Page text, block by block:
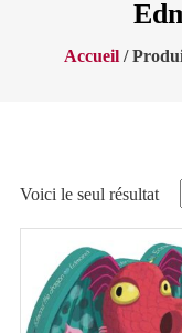
Accueil /
Voici le seul résultat